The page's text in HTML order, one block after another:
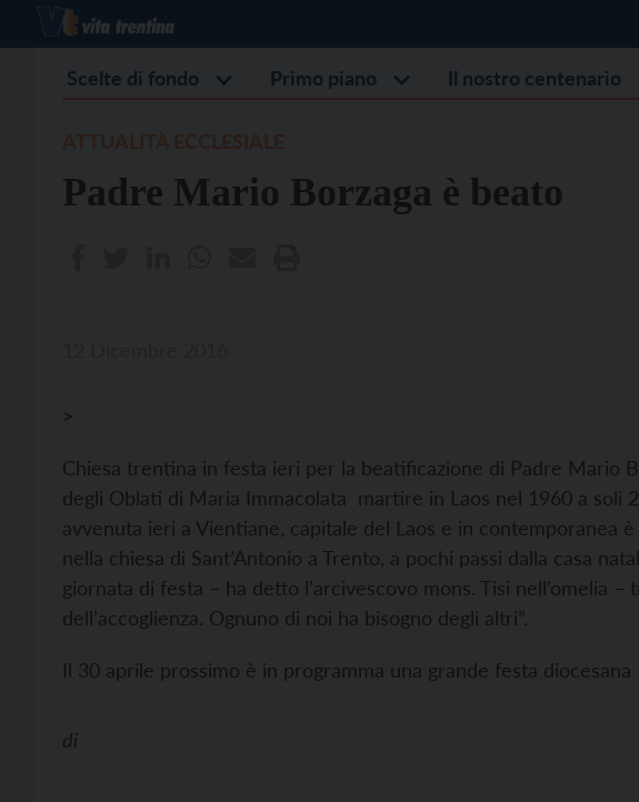
Scelte di fondo Primo piano Il nostro centenario
Padre Mario Borzaga è beato
>
Chiesa trentina in festa ieri per la beatificazione di Padre Mario
degli Oblati di Maria Immacolata martire in Laos nel 1960 a soli
avvenuta ieri a Vientiane, capitale del Laos e in contemporanea
nella chiesa di Sant’Antonio a Trento, a pochi passi dalla casa
giornata di festa – ha detto l’arcivescovo mons. Tisi nell’omelia
dell’accoglienza. Ognuno di noi ha bisogno degli altri”.
Il 30 aprile prossimo è in programma una grande festa
di